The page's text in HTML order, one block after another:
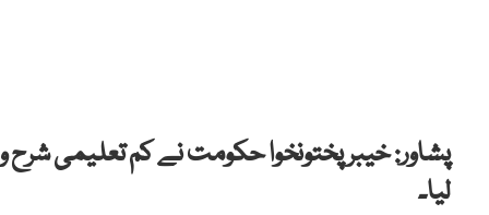
پشاور: خیبر پختونخوا حکومت نے کم تعلیمی
لیا۔